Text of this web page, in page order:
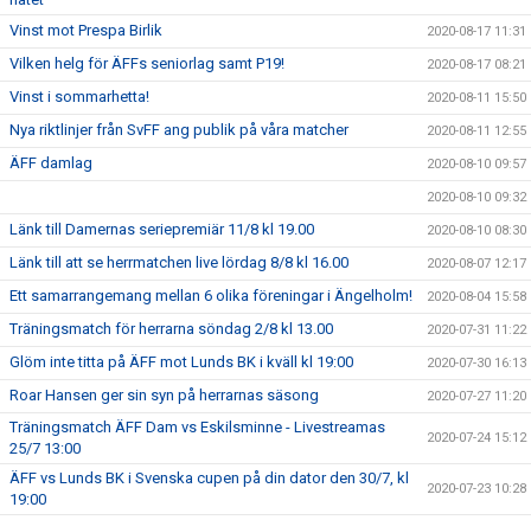
Vinst mot Prespa Birlik
2020-08-17 11:31
Vilken helg för ÄFFs seniorlag samt P19! 2020-08-17 08:21
Vinst i sommarhetta! 2020-08-11 15:50
Nya riktlinjer från SvFF ang publik på våra matcher 2020-08-11 12:55
ÄFF damlag 2020-08-10 09:57
2020-08-10 09:32
Länk till Damernas seriepremiär 11/8 kl 19.00 2020-08-10 08:30
Länk till att se herrmatchen live lördag 8/8 kl 16.00 2020-08-07 12:17
Ett samarrangemang mellan 6 olika föreningar i Ängelholm! 2020-08-04 15:58
Träningsmatch för herrarna söndag 2/8 kl 13.00 2020-07-31 11:22
Glöm inte titta på ÄFF mot Lunds BK i kväll kl 19:00 2020-07-30 16:13
Roar Hansen ger sin syn på herrarnas säsong 2020-07-27 11:20
Träningsmatch ÄFF Dam vs Eskilsminne - Livestreamas
25/7 13:00
2020-07-24 15:12
ÄFF vs Lunds BK i Svenska cupen på din dator den 30/7, kl
19:00
2020-07-23 10:28